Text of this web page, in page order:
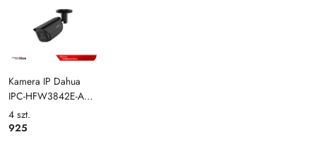
Kamera IP Dahua
IPC-HFW3842E-AS-
0280B-BLACK
4 szt.
925